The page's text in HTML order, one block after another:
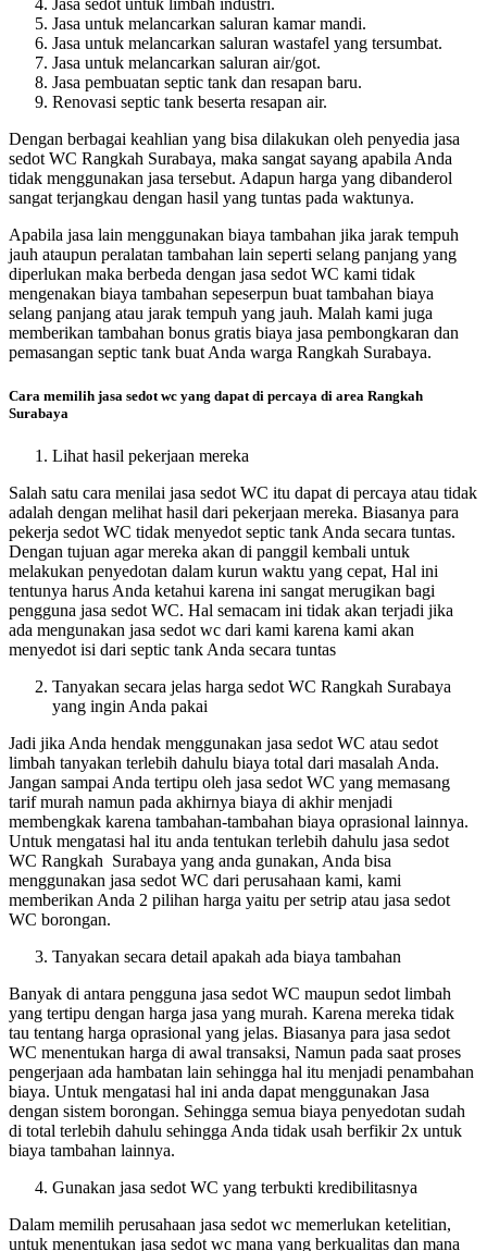
Jasa sedot untuk limbah industri.
Jasa untuk melancarkan saluran kamar mandi.
Jasa untuk melancarkan saluran wastafel yang tersumbat.
Jasa untuk melancarkan saluran air/got.
Jasa pembuatan septic tank dan resapan baru.
Renovasi septic tank beserta resapan air.
Dengan berbagai keahlian yang bisa dilakukan oleh penyedia jasa
sedot WC Rangkah Surabaya, maka sangat sayang apabila Anda
tidak menggunakan jasa tersebut. Adapun harga yang dibanderol
sangat terjangkau dengan hasil yang tuntas pada waktunya.
Apabila jasa lain menggunakan biaya tambahan jika jarak tempuh
jauh ataupun peralatan tambahan lain seperti selang panjang yang
diperlukan maka berbeda dengan jasa sedot WC kami tidak
mengenakan biaya tambahan sepeserpun buat tambahan biaya
selang panjang atau jarak tempuh yang jauh. Malah kami juga
memberikan tambahan bonus gratis biaya jasa pembongkaran dan
pemasangan septic tank buat Anda warga Rangkah Surabaya.
Cara memilih jasa sedot wc yang dapat di percaya di area Rangkah
Surabaya
Lihat hasil pekerjaan mereka
Salah satu cara menilai jasa sedot WC itu dapat di percaya atau tidak
adalah dengan melihat hasil dari pekerjaan mereka. Biasanya para
pekerja sedot WC tidak menyedot septic tank Anda secara tuntas.
Dengan tujuan agar mereka akan di panggil kembali untuk
melakukan penyedotan dalam kurun waktu yang cepat, Hal ini
tentunya harus Anda ketahui karena ini sangat merugikan bagi
pengguna jasa sedot WC. Hal semacam ini tidak akan terjadi jika
ada mengunakan jasa sedot wc dari kami karena kami akan
menyedot isi dari septic tank Anda secara tuntas
Tanyakan secara jelas harga sedot WC Rangkah Surabaya
yang ingin Anda pakai
Jadi jika Anda hendak menggunakan jasa sedot WC atau sedot
limbah tanyakan terlebih dahulu biaya total dari masalah Anda.
Jangan sampai Anda tertipu oleh jasa sedot WC yang memasang
tarif murah namun pada akhirnya biaya di akhir menjadi
membengkak karena tambahan-tambahan biaya oprasional lainnya.
Untuk mengatasi hal itu anda tentukan terlebih dahulu jasa sedot
WC Rangkah Surabaya yang anda gunakan, Anda bisa
menggunakan jasa sedot WC dari perusahaan kami, kami
memberikan Anda 2 pilihan harga yaitu per setrip atau jasa sedot
WC borongan.
Tanyakan secara detail apakah ada biaya tambahan
Banyak di antara pengguna jasa sedot WC maupun sedot limbah
yang tertipu dengan harga jasa yang murah. Karena mereka tidak
tau tentang harga oprasional yang jelas. Biasanya para jasa sedot
WC menentukan harga di awal transaksi, Namun pada saat proses
pengerjaan ada hambatan lain sehingga hal itu menjadi penambahan
biaya. Untuk mengatasi hal ini anda dapat menggunakan Jasa
dengan sistem borongan. Sehingga semua biaya penyedotan sudah
di total terlebih dahulu sehingga Anda tidak usah berfikir 2x untuk
biaya tambahan lainnya.
Gunakan jasa sedot WC yang terbukti kredibilitasnya
Dalam memilih perusahaan jasa sedot wc memerlukan ketelitian,
untuk menentukan jasa sedot wc mana yang berkualitas dan mana